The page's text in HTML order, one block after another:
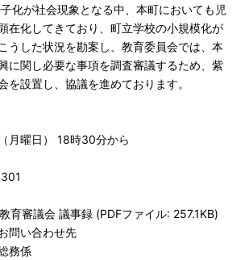
化が社会現象となる中、本町においても児
在化してきており、町立学校の小規模化が
うした状況を勘案し、教育委員会では、本
に関し必要な事項を調査審議するため、紫
を設置し、協議を進めております。
月曜日） 18時30分から
育審議会 議事録 (PDFファイル: 257.1KB)
問い合わせ先
務係